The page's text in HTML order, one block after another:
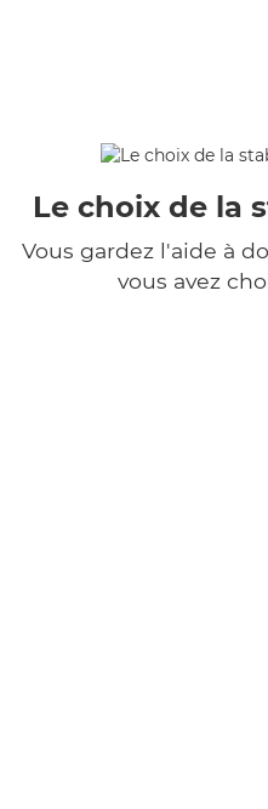
Le choix de la
Vous gardez l'aide à
vous avez